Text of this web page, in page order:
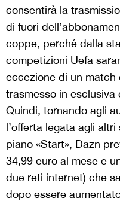
consentirà la
di fuori
coppe, perché dalla
competizioni Uefa
eccezione di un match
trasmesso in esclusiva
Quindi, tornando agli
l’offerta legata agli
piano «Start», Dazn
34,99 euro al mese e
due reti internet) che
dopo essere